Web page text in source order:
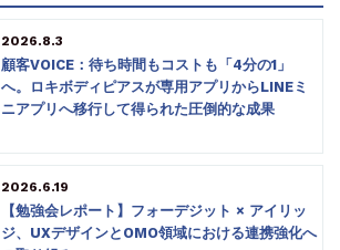
2026.8.3
顧客VOICE：待ち時間もコストも「4分の1」
へ。ロキボディピアスが専用アプリからLINEミ
ニアプリへ移行して得られた圧倒的な成果
2026.6.19
【勉強会レポート】フォーデジット × アイリッ
ジ、UXデザインとOMO領域における連携強化へ